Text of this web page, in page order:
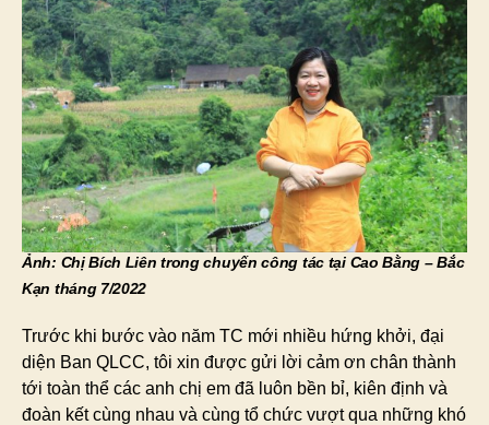
Ảnh: Chị Bích Liên trong chuyến công tác tại Cao Bằng – Bắc
Kạn tháng 7/2022
Trước khi bước vào năm TC mới nhiều hứng khởi, đại
diện Ban QLCC, tôi xin được gửi lời cảm ơn chân thành
tới toàn thể các anh chị em đã luôn bền bỉ, kiên định và
đoàn kết cùng nhau và cùng tổ chức vượt qua những khó